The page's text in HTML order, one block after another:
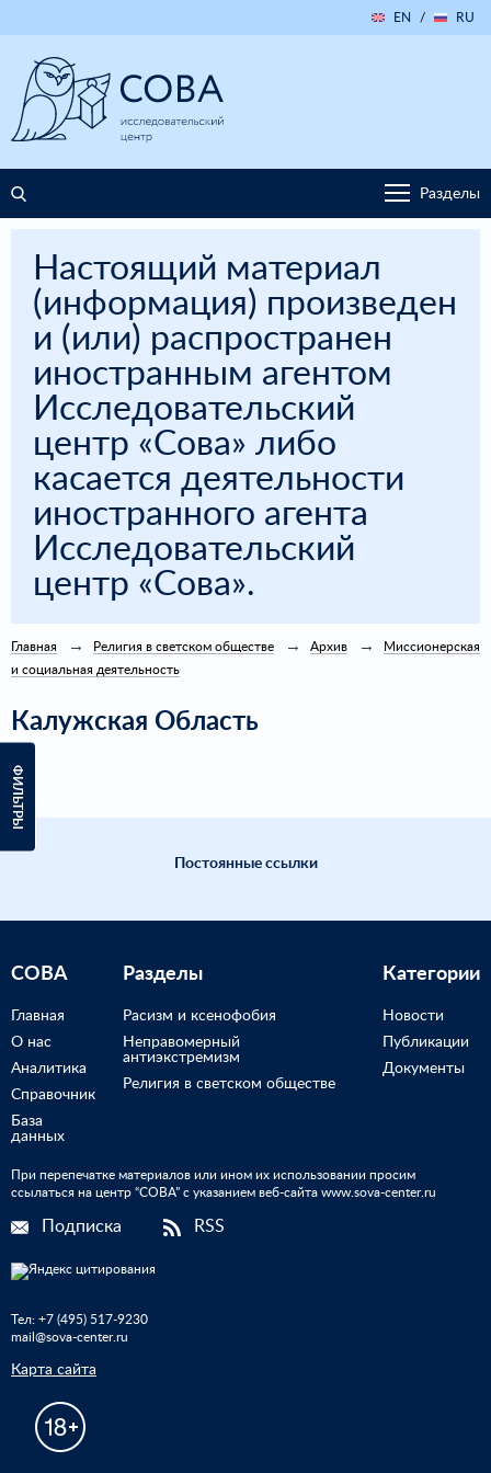
EN / RU
Разделы
Настоящий материал
(информация) произведен
и (или) распространен
иностранным агентом
Исследовательский
центр «Сова» либо
касается деятельности
иностранного агента
Исследовательский
центр «Сова».
ФИЛЬТРЫ
Главная Религия в светском обществе Архив
Миссионерская
и социальная деятельность
Калужская Область
Постоянные ссылки
СОВА
Главная
О нас
Аналитика
Справочник
База
данных
Разделы
Расизм и ксенофобия
Неправомерный
антиэкстремизм
Религия в светском обществе
Категории
Новости
Публикации
Документы
При перепечатке материалов или ином их использовании просим
ссылаться на центр “СОВА” с указанием веб-сайта www.sova-center.ru
Подписка RSS
Тел: +7 (495) 517-9230
mail@sova-center.ru
Карта сайта